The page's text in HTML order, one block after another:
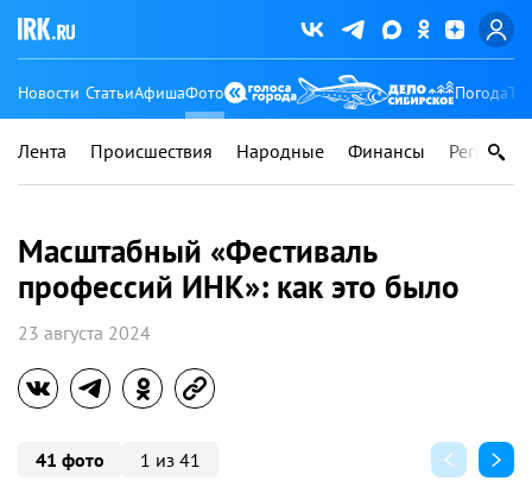
Новости СтатьиАфишаФото Погода
Лента Происшествия Народные Финансы Регионы
Масштабный «Фестиваль
профессий ИНК»: как это было
23 августа 2024
41 фото 1 из 41